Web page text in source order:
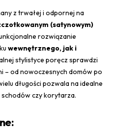
z trwałej i odpornej na
(satynowym)
rozwiązanie
wewnętrznego, jak i
stylistyce poręcz sprawdzi
– od nowoczesnych domów po
długości pozwala na idealne
czy korytarza.